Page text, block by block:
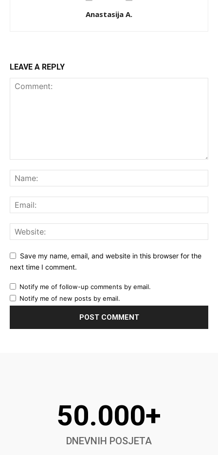
Anastasija A.
LEAVE A REPLY
Save my name, email, and website in this browser for the
next time I comment.
Notify me of follow-up comments by email.
Notify me of new posts by email.
50.000+
DNEVNIH POSJETA